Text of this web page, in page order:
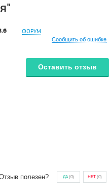
ФОРУМ
Сообщить об ошибке
Оставить отзыв
полезен? ДА(0) НЕТ (0)